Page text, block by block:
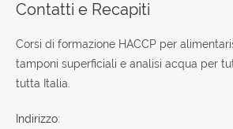
Contatti e Recapiti
Corsi di formazione HACCP per
tamponi superficiali e analisi acqua per
tutta Italia.
Indirizzo: